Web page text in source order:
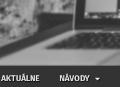
AKTUÁLNE NÁVODY